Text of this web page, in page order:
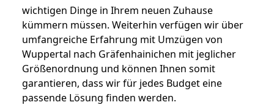
wichtigen Dinge in Ihrem neuen Zuhause
kümmern müssen. Weiterhin verfügen wir über
umfangreiche Erfahrung mit Umzügen von
Wuppertal nach Gräfenhainichen mit jeglicher
Größenordnung und können Ihnen somit
garantieren, dass wir für jedes Budget eine
passende Lösung finden werden.